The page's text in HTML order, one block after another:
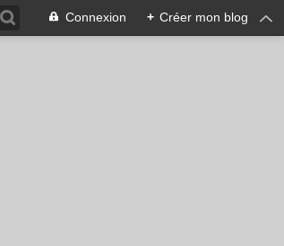
Connexion + Créer mon blog